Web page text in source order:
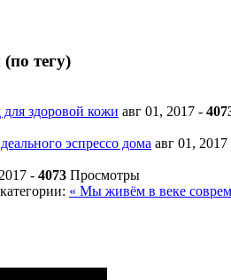
тегу)
здоровой кожи авг 01, 2017 -
эспрессо дома авг 01, 2017
- 4073 Просмотры
« Мы живём в веке